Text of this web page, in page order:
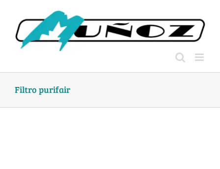
content
Filtro purifair